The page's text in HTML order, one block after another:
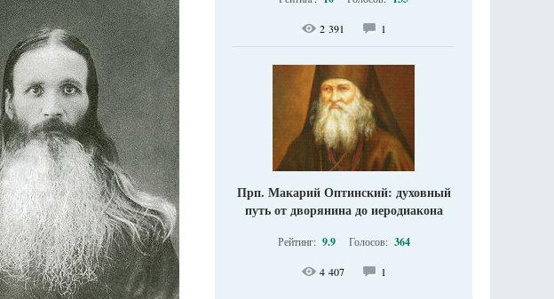
2 391 1
Прп. Макарий Оптинский: духовный
путь от дворянина до иеродиакона
Рейтинг: 9.9 Голосов: 364
4 407 1